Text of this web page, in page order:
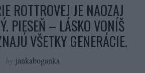
ROTTROVEJ JE NAOZAJ
PIESEŇ – LÁSKO VONÍŠ
VŠETKY GENERÁCIE.
by jankaboganka